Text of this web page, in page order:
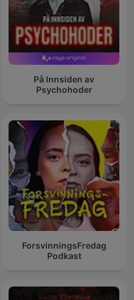
På Innsiden av
Psychohoder
ForsvinningsFredag
Podkast